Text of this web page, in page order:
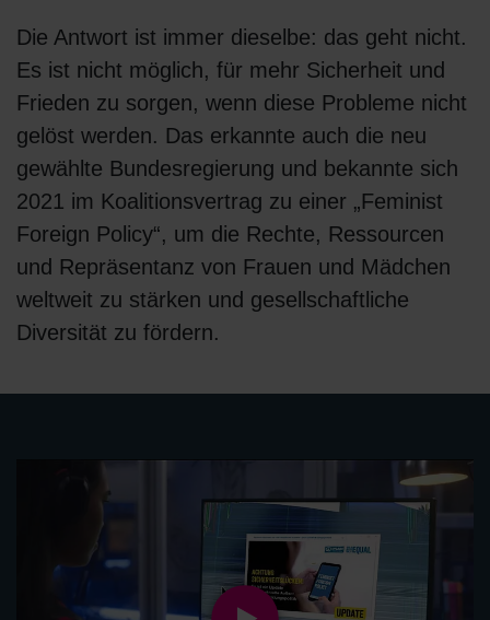
Die Antwort ist immer dieselbe: das geht nicht.
Es ist nicht möglich, für mehr Sicherheit und
Frieden zu sorgen, wenn diese Probleme nicht
gelöst werden. Das erkannte auch die neu
gewählte Bundesregierung und bekannte sich
2021 im Koalitionsvertrag zu einer „Feminist
Foreign Policy“, um die Rechte, Ressourcen
und Repräsentanz von Frauen und Mädchen
weltweit zu stärken und gesellschaftliche
Diversität zu fördern.